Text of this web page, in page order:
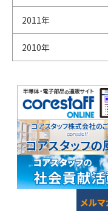
2011年
2010年